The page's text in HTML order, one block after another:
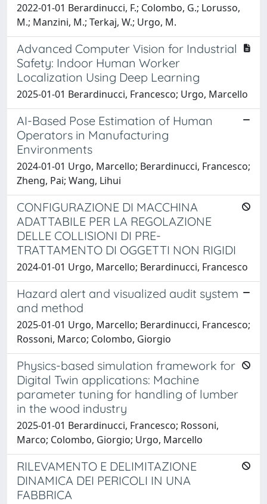
2022-01-01 Berardinucci, F.; Colombo, G.; Lorusso,
M.; Manzini, M.; Terkaj, W.; Urgo, M.
Advanced Computer Vision for Industrial
Safety: Indoor Human Worker
Localization Using Deep Learning
2025-01-01 Berardinucci, Francesco; Urgo, Marcello
AI-Based Pose Estimation of Human
Operators in Manufacturing
Environments
2024-01-01 Urgo, Marcello; Berardinucci, Francesco;
Zheng, Pai; Wang, Lihui
CONFIGURAZIONE DI MACCHINA
ADATTABILE PER LA REGOLAZIONE
DELLE COLLISIONI DI PRE-
TRATTAMENTO DI OGGETTI NON RIGIDI
2024-01-01 Urgo, Marcello; Berardinucci, Francesco
Hazard alert and visualized audit system
and method
2025-01-01 Urgo, Marcello; Berardinucci, Francesco;
Rossoni, Marco; Colombo, Giorgio
Physics-based simulation framework for
Digital Twin applications: Machine
parameter tuning for handling of lumber
in the wood industry
2025-01-01 Berardinucci, Francesco; Rossoni,
Marco; Colombo, Giorgio; Urgo, Marcello
RILEVAMENTO E DELIMITAZIONE
DINAMICA DEI PERICOLI IN UNA
FABBRICA